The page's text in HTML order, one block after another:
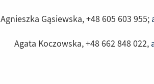
Agnieszka Gąsiewska, +48 605 603 955;
Agata Koczowska, +48 662 848 022,